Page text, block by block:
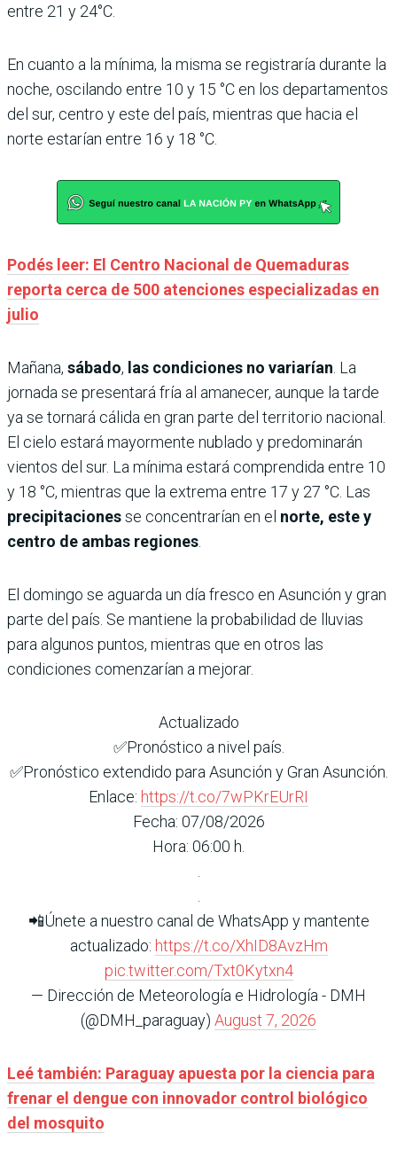
entre 21 y 24°C.
En cuanto a la mínima, la misma se registraría durante la
noche, oscilando entre 10 y 15 °C en los departamentos
del sur, centro y este del país, mientras que hacia el
norte estarían entre 16 y 18 °C.
Podés leer: El Centro Nacional de Quemaduras
reporta cerca de 500 atenciones especializadas en
julio
Mañana, sábado, las condiciones no variarían . La
jornada se presentará fría al amanecer, aunque la tarde
ya se tornará cálida en gran parte del territorio nacional.
El cielo estará mayormente nublado y predominarán
vientos del sur. La mínima estará comprendida entre 10
y 18 °C, mientras que la extrema entre 17 y 27 °C. Las
precipitacionesse concentrarían en el norte, este y
centro de ambas regiones
El domingo se aguarda un día fresco en Asunción y gran
parte del país. Se mantiene la probabilidad de lluvias
para algunos puntos, mientras que en otros las
condiciones comenzarían a mejorar.
Actualizado
✅Pronóstico a nivel país.
✅Pronóstico extendido para Asunción y Gran Asunción.
Enlace: https://t.co/7wPKrEUrRI
Fecha: 07/08/2026
Hora: 06:00 h.
📲Únete a nuestro canal de WhatsApp y mantente
actualizado: https://t.co/XhID8AvzHm
pic.twitter.com/Txt0Kytxn4
— Dirección de Meteorología e Hidrología - DMH
(@DMH_paraguay) August 7, 2026
Leé también: Paraguay apuesta por la ciencia para
frenar el dengue con innovador control biológico
del mosquito